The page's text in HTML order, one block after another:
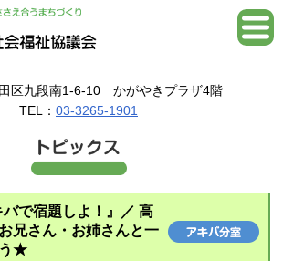
区九段南1-6-10 かがやきプラザ4階
TEL： 03-3265-1901
で宿題しよ！』／ 高
兄さん・お姉さんと一
う★